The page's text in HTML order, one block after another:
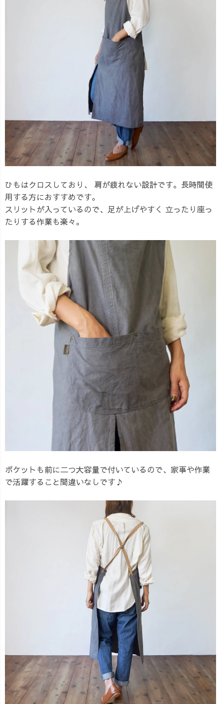
ひもはクロスしており、 肩が疲れない設計です。長時間使
用する方におすすめです。
スリットが入っているので、足が上げやすく 立ったり座っ
たりする作業も楽々。
ポケットも前に二つ大容量で付いているので、家事や作業
で活躍すること間違いなしです♪